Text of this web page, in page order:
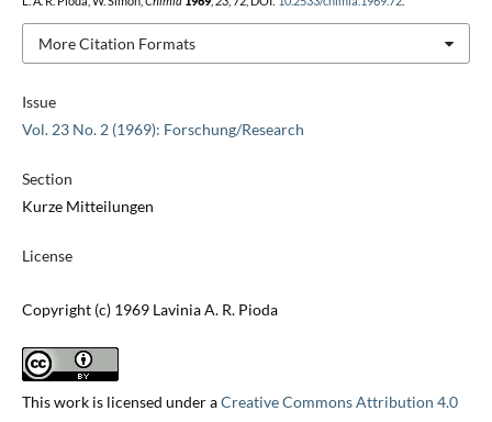
Issue
Vol. 23 No. 2 (1969): Forschung/Research
Section
Kurze Mitteilungen
License
Copyright (c) 1969 Lavinia A. R. Pioda
This work is licensed under aCreative Commons Attribution 4.0
More Citation Formats